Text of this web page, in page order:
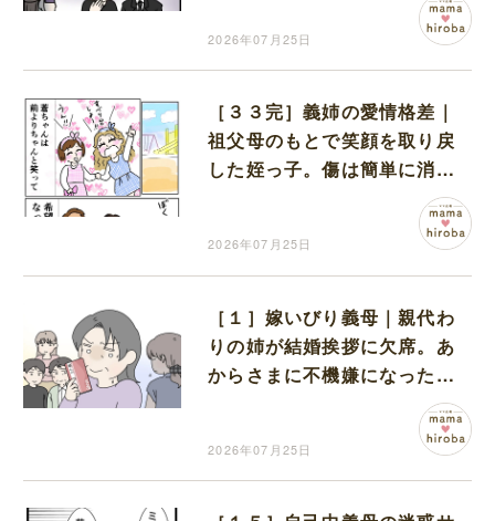
2026年07月25日
［３３完］義姉の愛情格差｜
祖父母のもとで笑顔を取り戻
した姪っ子。傷は簡単に消え
ないけれどこの笑顔を守りた
2026年07月25日
［１］嫁いびり義母｜親代わ
りの姉が結婚挨拶に欠席。あ
からさまに不機嫌になった義
2026年07月25日